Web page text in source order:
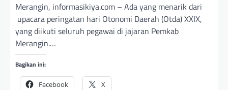
Merangin, informasikiya.com – Ada yang menarik dari
upacara peringatan hari Otonomi Daerah (Otda) XXIX,
yang diikuti seluruh pegawai di jajaran Pemkab
Merangin.…
Bagikan ini:
Facebook X